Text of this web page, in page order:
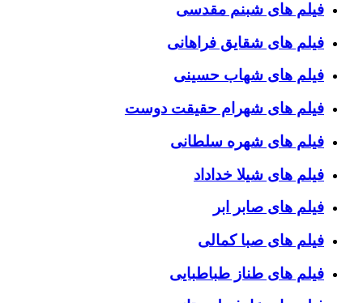
فیلم های شبنم مقدسی
فیلم های شقایق فراهانی
فیلم های شهاب حسینی
فیلم های شهرام حقیقت دوست
فیلم های شهره سلطانی
فیلم های شیلا خداداد
فیلم های صابر ابر
فیلم های صبا کمالی
فیلم های طناز طباطبایی